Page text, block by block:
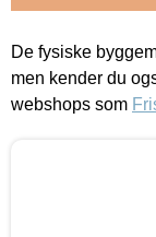
De fysiske
men kender du
webshops som